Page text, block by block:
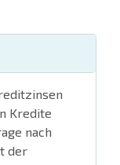
Kredite
nach
der